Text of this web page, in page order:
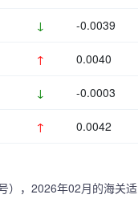
↓ -0.0039
↑ 0.0040
↓ -0.0003
↑ 0.0042
），2026年02月的海关适